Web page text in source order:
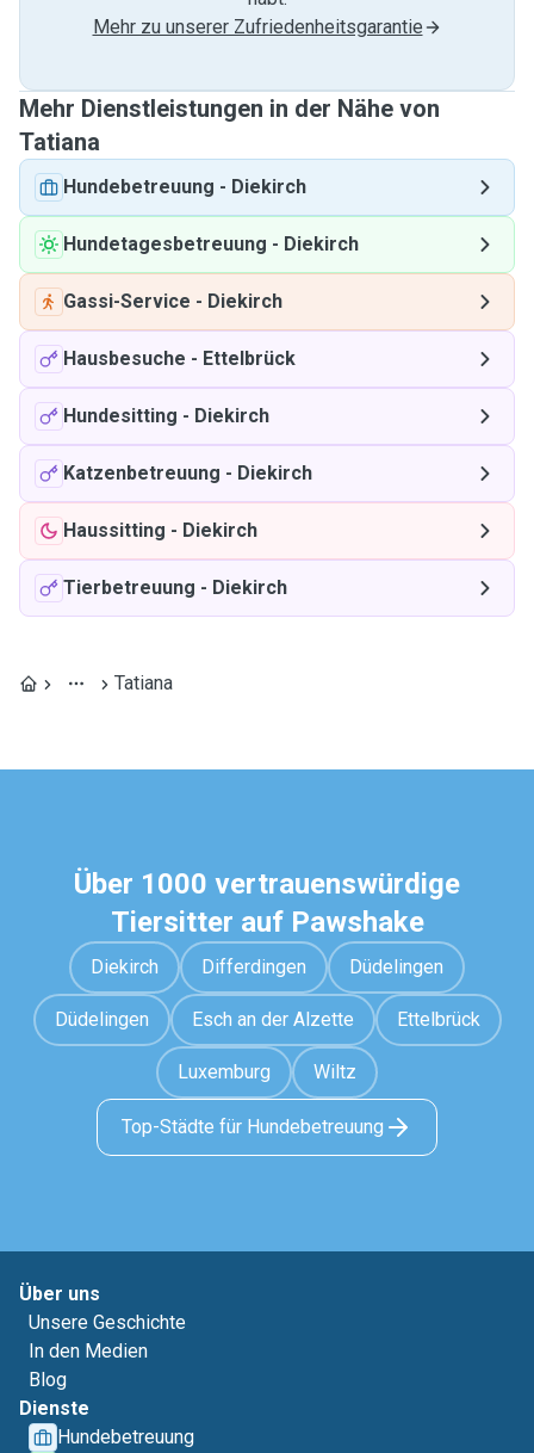
Mehr zu unserer Zufriedenheitsgarantie
Mehr Dienstleistungen in der Nähe von
Tatiana
Hundebetreuung - Diekirch
Hundetagesbetreuung - Diekirch
Gassi-Service - Diekirch
Hausbesuche - Ettelbrück
Hundesitting - Diekirch
Katzenbetreuung - Diekirch
Haussitting - Diekirch
Tierbetreuung - Diekirch
Tatiana
Über 1000 vertrauenswürdige
Tiersitter auf Pawshake
Diekirch Differdingen Düdelingen
Düdelingen Esch an der Alzette Ettelbrück
Luxemburg Wiltz
Top-Städte für Hundebetreuung
Über uns
Unsere Geschichte
In den Medien
Blog
Dienste
Hundebetreuung